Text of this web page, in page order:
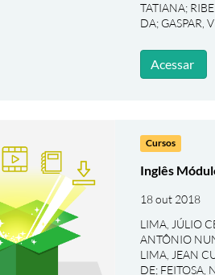
TATIANA;
DA; GASPAR,
Acessar
Cursos
Inglês
18 out 2018
LIMA, JÚLIO
ANTÔNIO
LIMA, JEAN
DE; FEITOSA,